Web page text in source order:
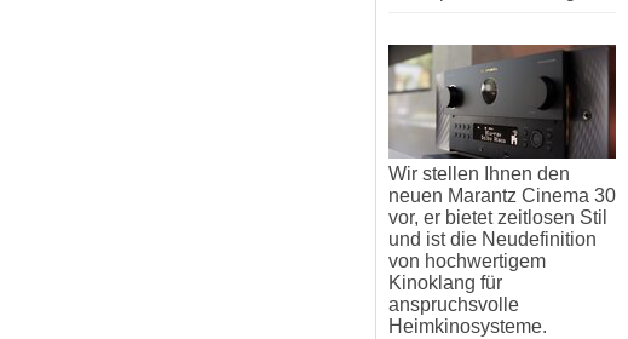
Wir stellen Ihnen den
neuen Marantz Cinema 30
vor, er bietet zeitlosen Stil
und ist die Neudefinition
von hochwertigem
Kinoklang für
anspruchsvolle
Heimkinosysteme.